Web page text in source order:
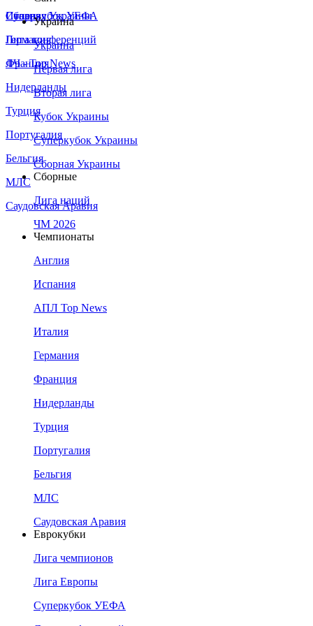
Сборная Украины
Италия
Германия
Франция
Нидерланды
Турция
Португалия
Бельгия
МЛС
Саудовская Аравия
Суперкубок УЕФА
Лига конференций
ЛЧ - Top News
Украина
Украина
Первая лига
Вторая лига
Кубок Украины
Суперкубок Украины
Сборная Украины
Сборные
Лига наций
ЧМ 2026
Чемпионаты
Англия
Испания
АПЛ Top News
Италия
Германия
Франция
Нидерланды
Турция
Португалия
Бельгия
МЛС
Саудовская Аравия
Еврокубки
Лига чемпионов
Лига Европы
Суперкубок УЕФА